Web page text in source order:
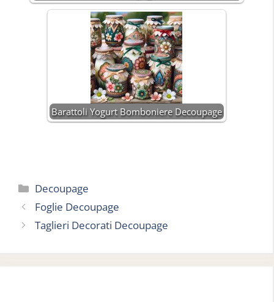
Barattoli Yogurt Bomboniere Decoupage
Categorie
Decoupage
Foglie Decoupage
Taglieri Decorati Decoupage